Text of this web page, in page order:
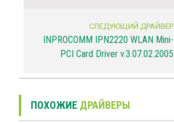
СЛЕДУЮЩИЙ ДРАЙВЕР
INPROCOMM IPN2220 WLAN Mini-
PCI Card Driver v.3.07.02.2005
ПОХОЖИЕ ДРАЙВЕРЫ